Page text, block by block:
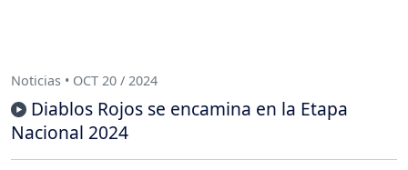
Noticias • OCT 20 / 2024
Diablos Rojos se encamina en la Etapa
Nacional 2024